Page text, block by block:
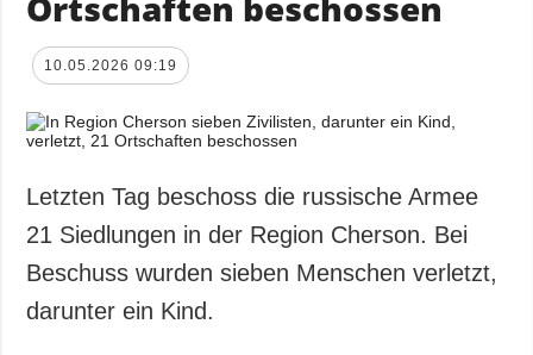
10.05.2026 09:19
Letzten Tag beschoss die russische Armee
21 Siedlungen in der Region Cherson. Bei
Beschuss wurden sieben Menschen verletzt,
darunter ein Kind.